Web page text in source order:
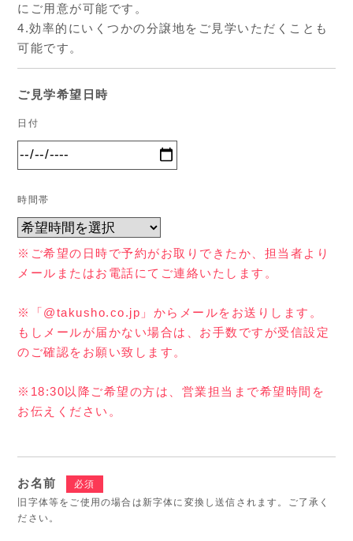
にご用意が可能です。
4.効率的にいくつかの分譲地をご見学いただくことも
可能です。
ご見学希望日時
日付
時間帯
※ご希望の日時で予約がお取りできたか、担当者より
メールまたはお電話にてご連絡いたします。
※「@takusho.co.jp」からメールをお送りします。
もしメールが届かない場合は、お手数ですが受信設定
のご確認をお願い致します。
※18:30以降ご希望の方は、営業担当まで希望時間を
お伝えください。
お名前
必須
旧字体等をご使用の場合は新字体に変換し送信されます。ご了承く
ださい。